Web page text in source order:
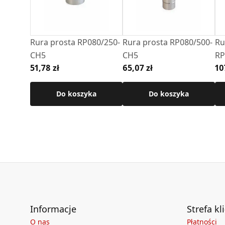
Szczegółowe wymiary znajdują się w karcie
Rura prosta RP080/250-
CH5
51,78 zł
Do koszyka
Rura prosta RP080/500-
CH5
65,07 zł
Do koszyka
Informacje
O nas
Strefa
Płatności